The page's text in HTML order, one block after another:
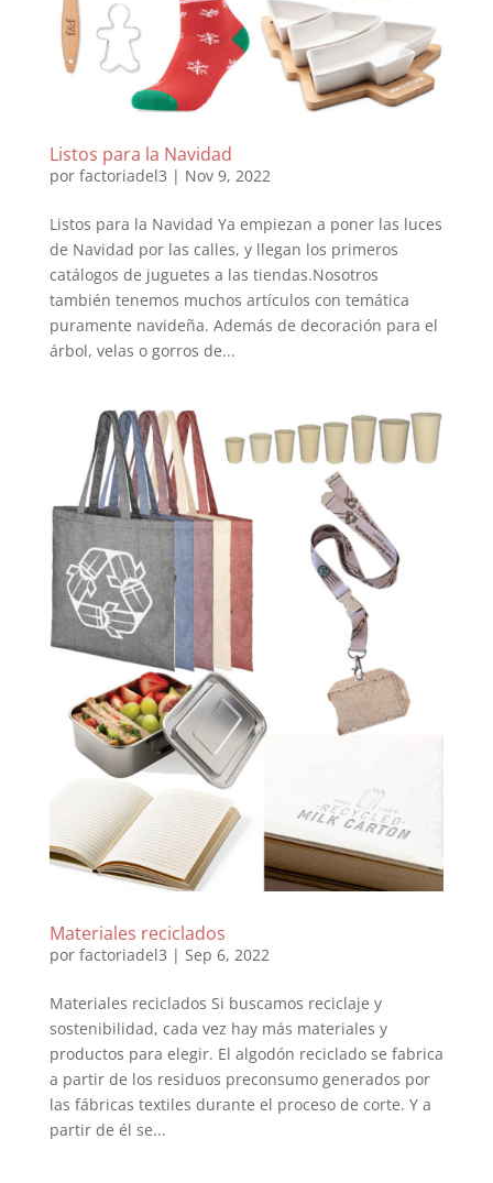
Listos para la Navidad
por factoriadel3 | Nov 9, 2022
Listos para la Navidad Ya empiezan a poner las luces
de Navidad por las calles, y llegan los primeros
catálogos de juguetes a las tiendas.Nosotros
también tenemos muchos artículos con temática
puramente navideña. Además de decoración para el
árbol, velas o gorros de...
Materiales reciclados
por factoriadel3 | Sep 6, 2022
Materiales reciclados Si buscamos reciclaje y
sostenibilidad, cada vez hay más materiales y
productos para elegir. El algodón reciclado se fabrica
a partir de los residuos preconsumo generados por
las fábricas textiles durante el proceso de corte. Y a
partir de él se...